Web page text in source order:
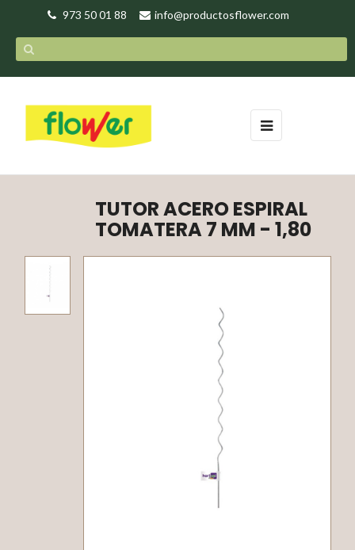
973 50 01 88 info@productosflower.com
Navegación
de
☰
TUTOR ACERO ESPIRAL
TOMATERA 7 MM - 1,80